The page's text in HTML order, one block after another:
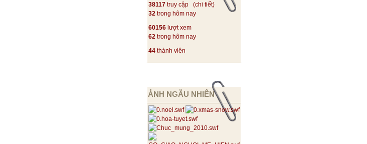
38117 truy cập (chi tiết)
32 trong hôm nay
60156 lượt xem
62 trong hôm nay
44 thành viên
ẢNH NGẪU NHIÊN